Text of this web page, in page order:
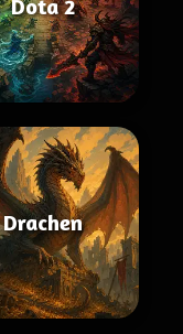
Dota 2
Drachen